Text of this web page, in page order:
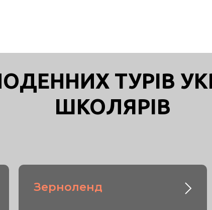
ТУРІВ
ШКОЛЯРІВ
Зерноленд